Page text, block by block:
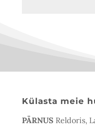
Külasta meie
PÄRNUS Reldoris,